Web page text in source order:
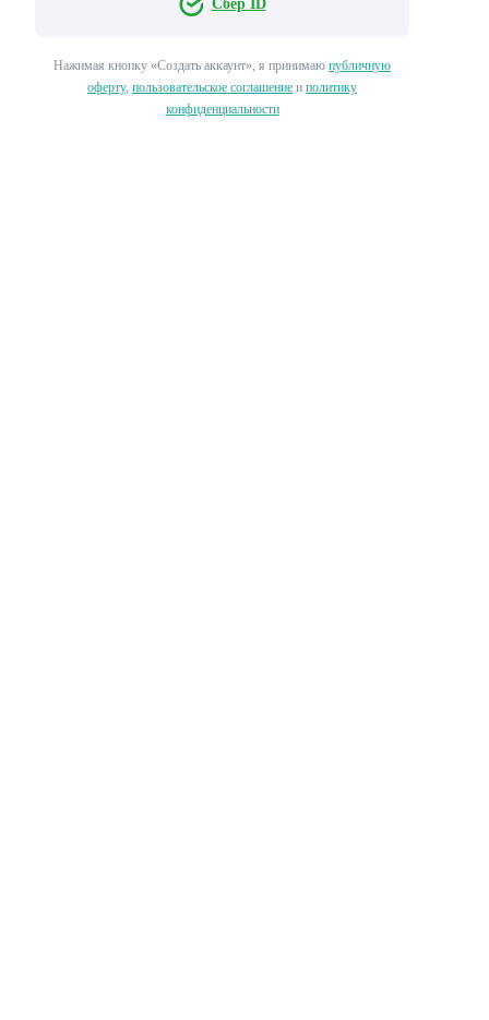
Сбер ID
Нажимая кнопку «‎Создать аккаунт»‎, я принимаю публичную
оферту, пользовательское соглашение и политику
конфиденциальности